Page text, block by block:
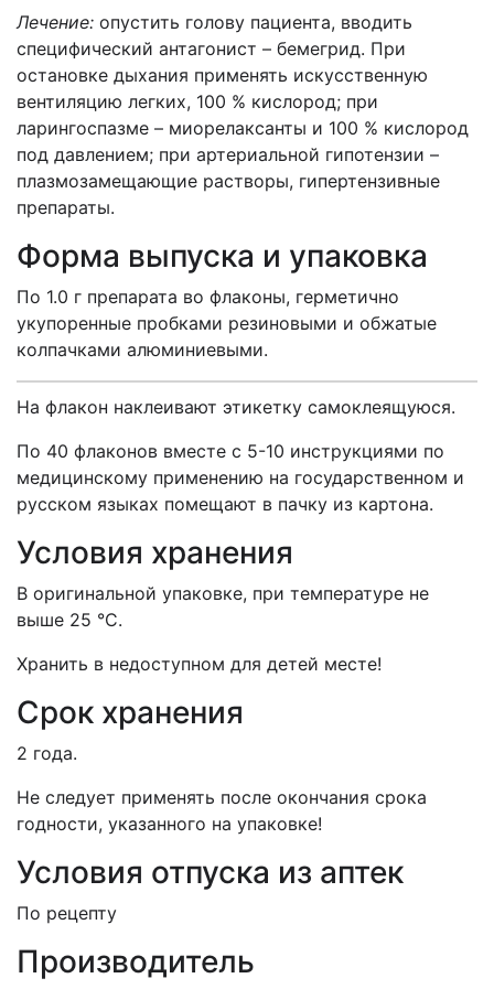
Лечение: опустить голову пациента, вводить
специфический антагонист – бемегрид. При
остановке дыхания применять искусственную
вентиляцию легких, 100 % кислород; при
ларингоспазме – миорелаксанты и 100 % кислород
под давлением; при артериальной гипотензии –
плазмозамещающие растворы, гипертензивные
препараты.
Форма выпуска и упаковка
По 1.0 г препарата во флаконы, герметично
укупоренные пробками резиновыми и обжатые
колпачками алюминиевыми.
На флакон наклеивают этикетку самоклеящуюся.
По 40 флаконов вместе с 5-10 инструкциями по
медицинскому применению на государственном и
русском языках помещают в пачку из картона.
Условия хранения
В оригинальной упаковке, при температуре не
выше 25 °С.
Хранить в недоступном для детей месте!
Срок хранения
2 года.
Не следует применять после окончания срока
годности, указанного на упаковке!
Условия отпуска из аптек
По рецепту
Производитель